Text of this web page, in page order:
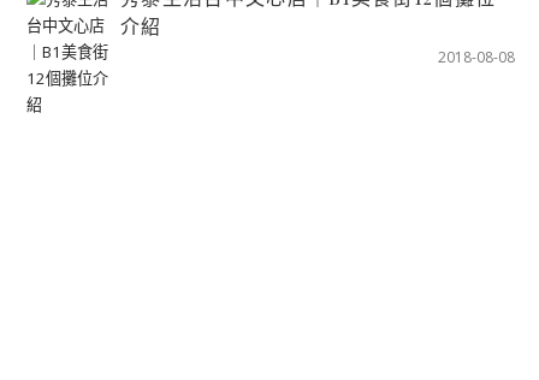
介紹
2018-08-08